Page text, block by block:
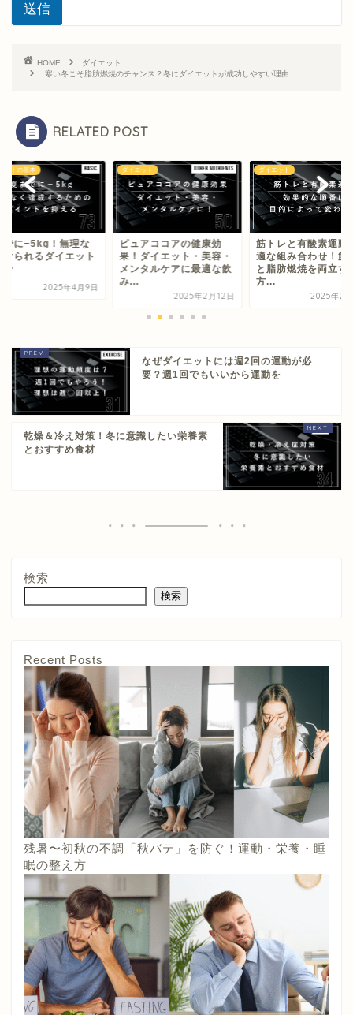
送信
HOME
ダイエット
寒い冬こそ脂肪燃焼のチャンス？冬にダイエットが成功しやすい理由
RELATED POST
ットの基本
でに−5kg！無理な
けられるダイエット
ン
2025年4月9日
ダイエット
ピュアココアの健康効
果！ダイエット・美容・
メンタルケアに最適な飲
み...
2025年2月12日
ダイエット
筋トレと有酸素運動
適な組み合わせ！筋
と脂肪燃焼を両立す
方...
2025年2
なぜダイエットには週2回の運動が必
要？週1回でもいいから運動を
乾燥＆冷え対策！冬に意識したい栄養素
とおすすめ食材
検索
検索
Recent Posts
残暑〜初秋の不調「秋バテ」を防ぐ！運動・栄養・睡
眠の整え方